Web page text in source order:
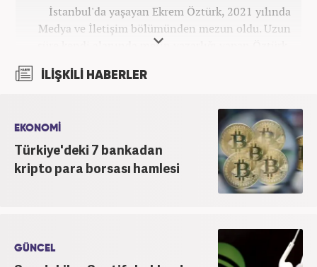
İstanbul'da yaşayan Ekrem Öztürk, 2021 yılında
Medya ve İletişim bölümünden mezun oldu. Uzun
süre kendi alanında metin yazarlığı yapan Öztürk,
şu an Haber7.com'da "Muhabir - Editör" olarak görev
yapmaktadır. Ayrıca günümüz insan ilişkilerinde
inanmakta ve bu değerleri meslek hayatında da ön
planda tutmaktadır.
İLİŞKİLİ HABERLER
EKONOMİ
Türkiye'deki 7 bankadan
kripto para borsası hamlesi
GÜNCEL